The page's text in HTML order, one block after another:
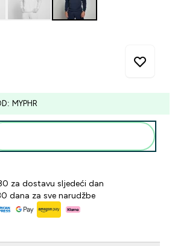
MYPHR
price
za dostavu sljedeći dan
dana za sve narudžbe